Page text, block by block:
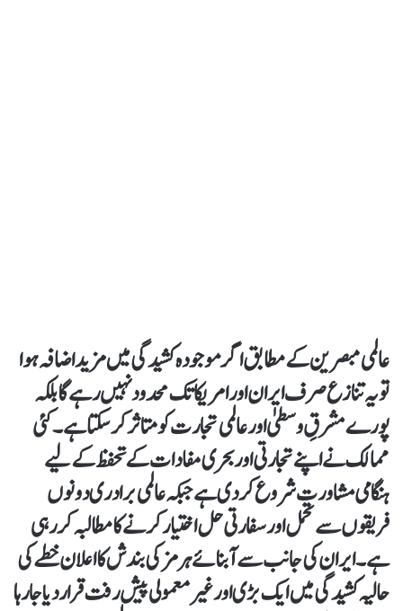
عالمی مبصرین کے مطابق اگر موجودہ کشیدگی میں مزید اضافہ ہوا
تو یہ تنازع صرف ایران اور امریکا تک محدود نہیں رہے گا بلکہ
پورے مشرقِ وسطیٰ اور عالمی تجارت کو متاثر کر سکتا ہے۔ کئی
ممالک نے اپنے تجارتی اور بحری مفادات کے تحفظ کے لیے
ہنگامی مشاورت شروع کر دی ہے جبکہ عالمی برادری دونوں
فریقوں سے تحمل اور سفارتی حل اختیار کرنے کا مطالبہ کر رہی
ہے۔ایران کی جانب سے آبنائے ہرمز کی بندش کا اعلان خطے کی
حالیہ کشیدگی میں ایک بڑی اور غیر معمولی پیش رفت قرار دیا جا رہا